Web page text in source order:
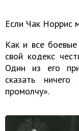
Если Чак Норрис
Как и все
свой кодекс
Один из его
сказать
промолчу».